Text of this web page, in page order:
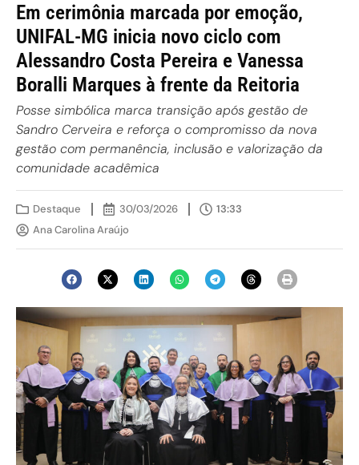
Em cerimônia marcada por emoção,
UNIFAL-MG inicia novo ciclo com
Alessandro Costa Pereira e Vanessa
Boralli Marques à frente da Reitoria
Posse simbólica marca transição após gestão de
Sandro Cerveira e reforça o compromisso da nova
gestão com permanência, inclusão e valorização da
comunidade acadêmica
Destaque 30/03/2026
13:33
Ana Carolina Araújo